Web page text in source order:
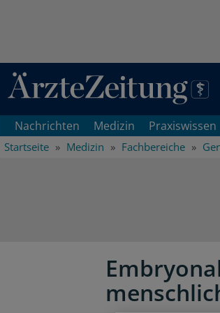
Direkt zum Inhaltsbereich
Nachrichten Medizin Praxiswissen
Startseite Medizin Fachbereiche